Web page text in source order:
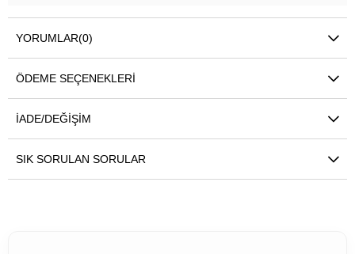
YORUMLAR(0)
ÖDEME SEÇENEKLERI
İADE/DEĞIŞIM
SIK SORULAN SORULAR